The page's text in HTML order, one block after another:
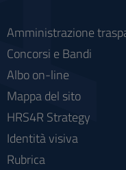
Amministrazione
Concorsi e Bandi
Albo on-line
Mappa del sito
HRS4R Strategy
Identità visiva
Rubrica